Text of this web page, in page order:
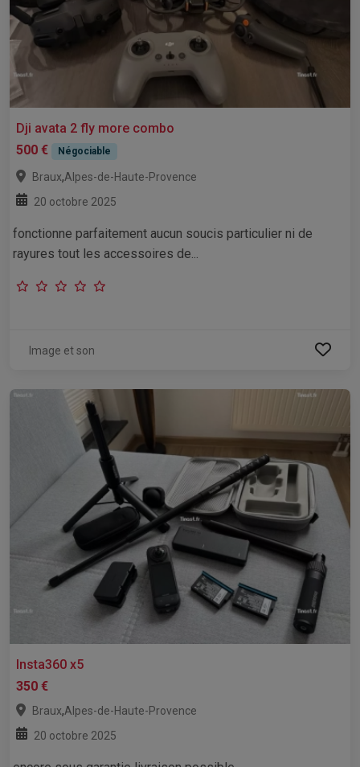
Dji avata 2 fly more combo
500 €
Négociable
Braux,Alpes-de-Haute-Provence
20 octobre 2025
fonctionne parfaitement aucun soucis particulier ni de
rayures tout les accessoires de...
Image et son
Insta360 x5
350 €
Braux,Alpes-de-Haute-Provence
20 octobre 2025